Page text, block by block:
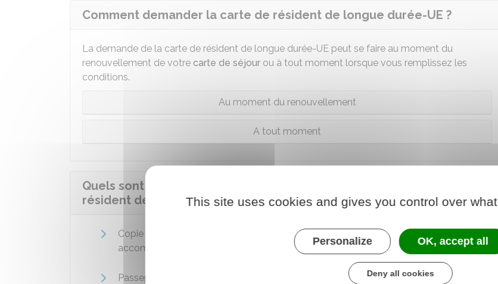
Comment demander la carte de résident de longue durée-UE ?
La demande de la carte de résident de longue durée-UE peut se faire au moment du
renouvellement de votre carte de séjour ou à tout moment lorsque vous remplissez les
conditions.
Au moment du renouvellement
A tout moment
Quels sont les documents à fournir pour la demande de carte de
résident de longue durée-UE ?
Copie intégrale d'acte de naissance comportant les mentions les plus récentes,
accompagnée si nécessaire de la décision judiciaire ordonnant sa transcription
Passeport (pages concernant l'état civil, les dates de validité, les cachets d'entrée et
This site uses cookies and gives you control over
Personalize OK, accept all
Deny all cookies